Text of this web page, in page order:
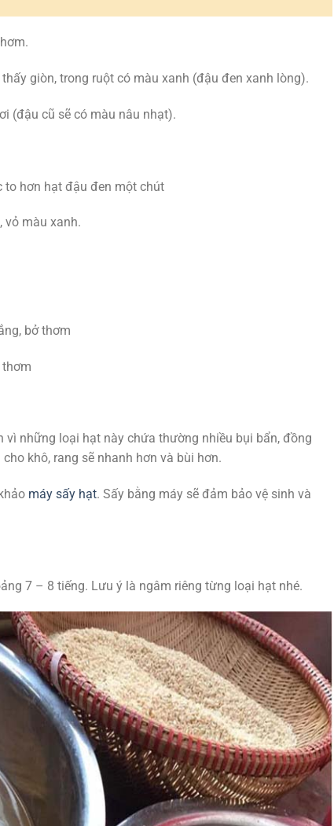
giòn, trong ruột có màu xanh (đậu đen xanh lòng).
(đậu cũ sẽ có màu nâu nhạt).
to hơn hạt đậu đen một chút
vỏ màu xanh.
bở thơm
những loại hạt này chứa thường nhiều bụi bẩn, đồng
khô, rang sẽ nhanh hơn và bùi hơn.
máy sấy hạt. Sấy bằng máy sẽ đảm bảo vệ sinh và
7 – 8 tiếng. Lưu ý là ngâm riêng từng loại hạt nhé.